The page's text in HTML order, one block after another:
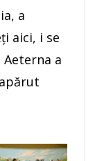
a
aici, i se
a